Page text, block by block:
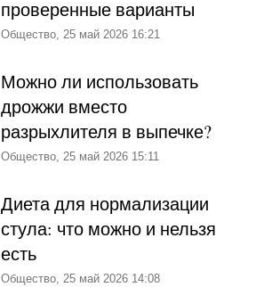
проверенные варианты
Общество, 25 май 2026 16:21
Можно ли использовать
дрожжи вместо
разрыхлителя в выпечке?
Общество, 25 май 2026 15:11
Диета для нормализации
стула: что можно и нельзя
есть
Общество, 25 май 2026 14:08